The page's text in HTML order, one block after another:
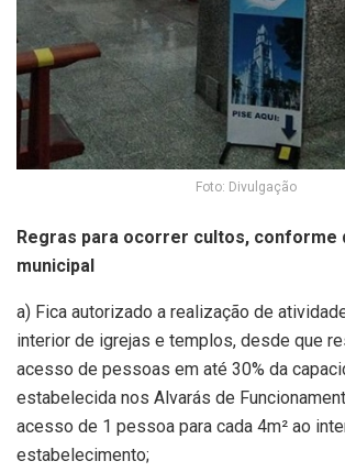
Foto: Divulgação
Regras para ocorrer cultos, conforme
municipal
a) Fica autorizado a realização de
interior de igrejas e templos, desde que
acesso de pessoas em até 30% da
estabelecida nos Alvarás de
acesso de 1 pessoa para cada 4m² ao
estabelecimento;